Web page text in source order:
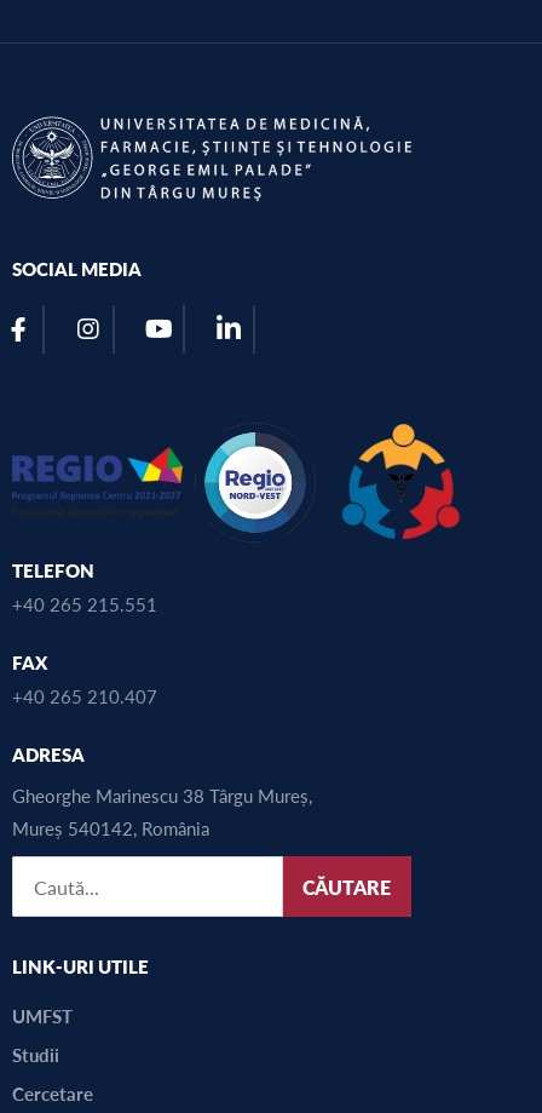
SOCIAL MEDIA
TELEFON
+40 265 215.551
FAX
+40 265 210.407
ADRESA
Gheorghe Marinescu 38 Târgu Mureș,
Mureș 540142, România
CĂUTARE
LINK-URI UTILE
UMFST
Studii
Cercetare